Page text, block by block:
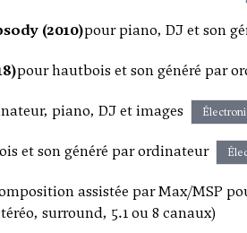
(2010)pour piano, DJ et son
pour hautbois et son généré par
piano, DJ et images
et son généré par ordinateur
assistée par Max/MSP
surround, 5.1 ou 8 canaux)